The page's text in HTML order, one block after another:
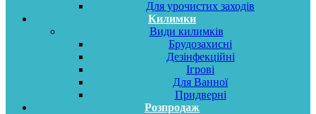
Для урочистих заходів
Килимки
Види килимків
Брудозахисні
Дезінфекційні
Ігрові
Для Ванної
Придверні
Розпродаж